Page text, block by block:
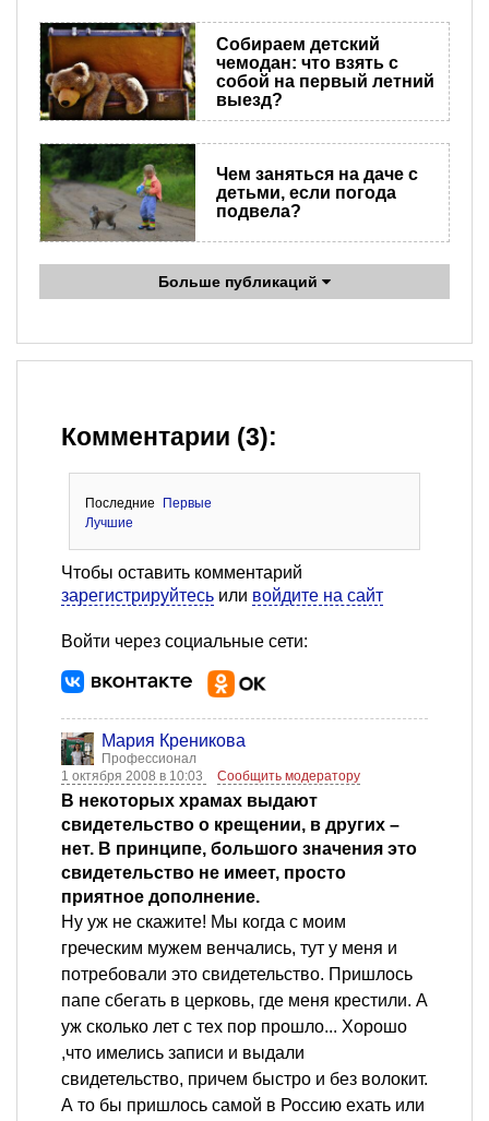
Собираем детский
чемодан: что взять с
собой на первый летний
выезд?
Чем заняться на даче с
детьми, если погода
подвела?
Больше публикаций
Комментарии (3):
Последние
Первые
Лучшие
Чтобы оставить комментарий
зарегистрируйтесь или войдите на сайт
Войти через социальные сети:
Мария Креникова
Профессионал
1 октября 2008 в 10:03
Сообщить модератору
В некоторых храмах выдают
свидетельство о крещении, в других –
нет. В принципе, большого значения это
свидетельство не имеет, просто
приятное дополнение.
Ну уж не скажите! Мы когда с моим
греческим мужем венчались, тут у меня и
потребовали это свидетельство. Пришлось
папе сбегать в церковь, где меня крестили. А
уж сколько лет с тех пор прошло... Хорошо
,что имелись записи и выдали
свидетельство, причем быстро и без волокит.
А то бы пришлось самой в Россию ехать или